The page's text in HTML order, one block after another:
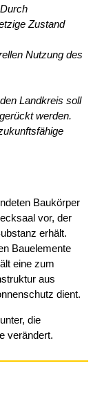
Zustand
Nutzung des
Landkreis soll
werden.
Baukörper
vor, der
erhält.
Bauelemente
eine zum
aus
dient.
die
verändert.